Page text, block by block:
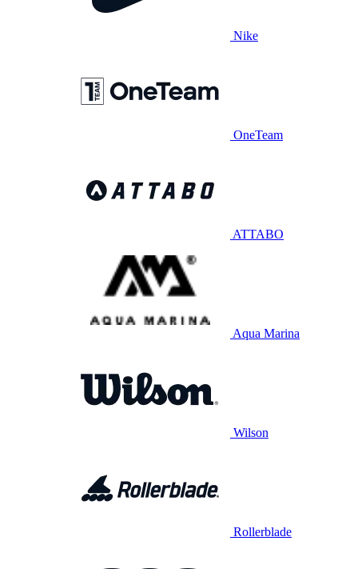
Nike
OneTeam
ATTABO
Aqua Marina
Wilson
Rollerblade